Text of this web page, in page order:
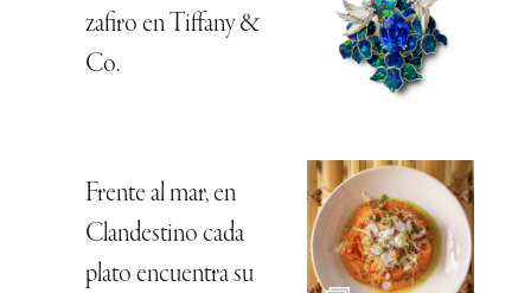
zafiro en Tiffany &
Co.
Frente al mar, en
Clandestino cada
plato encuentra su